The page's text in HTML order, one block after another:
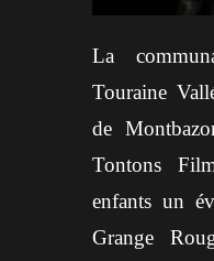
La
Touraine
de
Tontons
enfants un
Grange